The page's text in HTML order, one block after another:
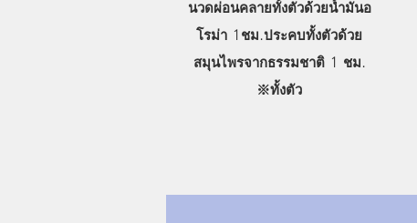
นวดผ่อนคลายทั้งตัวด้วยน้ำมันอ
โรม่า 1ชม.ประคบทั้งตัวด้วย
สมุนไพรจากธรรมชาติ 1 ชม.
​※ทั้งตัว